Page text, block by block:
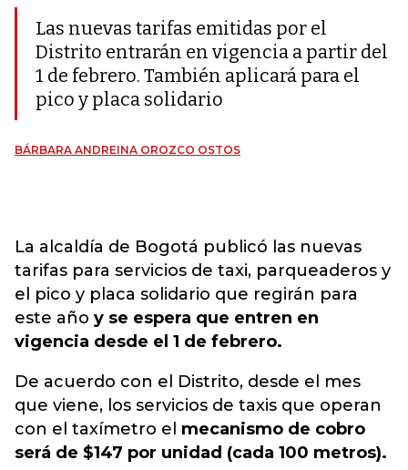
Las nuevas tarifas emitidas por el
Distrito entrarán en vigencia a partir del
1 de febrero. También aplicará para el
pico y placa solidario
BÁRBARA ANDREINA OROZCO OSTOS
La alcaldía de Bogotá publicó las nuevas
tarifas para servicios de taxi, parqueaderos y
el pico y placa solidario que regirán para
este año y se espera que entren en
vigencia desde el 1 de febrero.
De acuerdo con el Distrito, desde el mes
que viene, los servicios de taxis que operan
con el taxímetro el mecanismo de cobro
será de $147 por unidad (cada 100 metros).